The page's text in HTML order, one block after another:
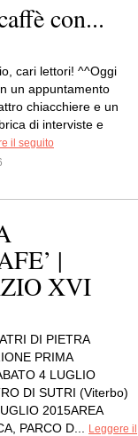
con...
cari lettori! ^^Oggi
un appuntamento
chiacchiere e un
di interviste e
il seguito
|
XVI
DI PIETRA
PRIMA
4 LUGLIO
DI SUTRI (Viterbo)
2015AREA
PARCO D...
Leggere il